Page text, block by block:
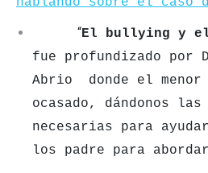
“El bullying y
fue profundizado por
Abrio donde el menor
ocasado, dándonos
necesarias para
los padre para